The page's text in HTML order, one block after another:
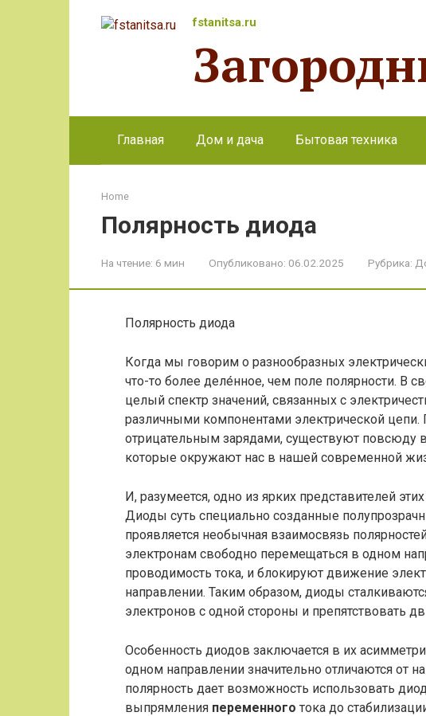
fstanitsa.ru
Главная Дом и дача Бытовая техника
Home
Полярность диода
На чтение: 6 мин Опубликовано: 06.02.2025 Рубрика:
Полярность диода
Когда мы говорим о разнообразных
что-то более деле́нное, чем поле полярности. В
целый спектр значений, связанных с
различными компонентами электрической
отрицательным зарядами, существуют повсюду
которые окружают нас в нашей современной
И, разумеется, одно из ярких представителей
Диоды суть специально созданные
проявляется необычная взаимосвязь
электронам свободно перемещаться в одном
проводимость тока, и блокируют движение
направлении. Таким образом, диоды
электронов с одной стороны и препятствовать
Особенность диодов заключается в их
одном направлении значительно отличаются от
полярность дает возможность использовать
выпрямления переменного тока до